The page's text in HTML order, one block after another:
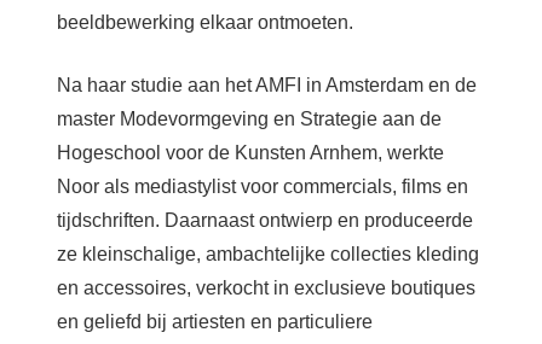
beeldbewerking elkaar ontmoeten.
Na haar studie aan het AMFI in Amsterdam en de
master Modevormgeving en Strategie aan de
Hogeschool voor de Kunsten Arnhem, werkte
Noor als mediastylist voor commercials, films en
tijdschriften. Daarnaast ontwierp en produceerde
ze kleinschalige, ambachtelijke collecties kleding
en accessoires, verkocht in exclusieve boutiques
en geliefd bij artiesten en particuliere